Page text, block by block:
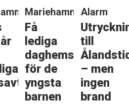
Mariehamn
Få
lediga
daghemsplatser
för de
yngsta
barnen
Alarm
till
– men
ingen
brand